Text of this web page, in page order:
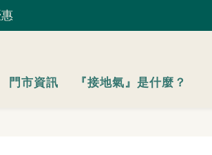
)｜部分鞋款 52 折起
馬上用~
)｜部分鞋款 52 折起
門市資訊 『接地氣』是什麼？